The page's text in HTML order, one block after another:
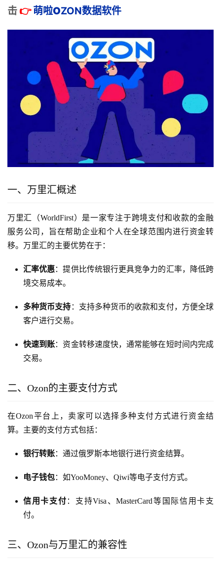
击 👉 萌啦OZON数据软件
一、万里汇概述
万里汇（WorldFirst）是一家专注于跨境支付和收款的金融
服务公司，旨在帮助企业和个人在全球范围内进行资金转
移。万里汇的主要优势在于：
汇率优惠：提供比传统银行更具竞争力的汇率，降低跨
境交易成本。
多种货币支持 ：支持多种货币的收款和支付，方便全球
客户进行交易。
快速到账：资金转移速度快，通常能够在短时间内完成
交易。
二、Ozon的主要支付方式
在Ozon平台上，卖家可以选择多种支付方式进行资金结
算。主要的支付方式包括：
银行转账：通过俄罗斯本地银行进行资金结算。
电子钱包：如YooMoney、Qiwi等电子支付方式。
信用卡支付 ：支持Visa、MasterCard等国际信用卡支
付。
三、Ozon与万里汇的兼容性